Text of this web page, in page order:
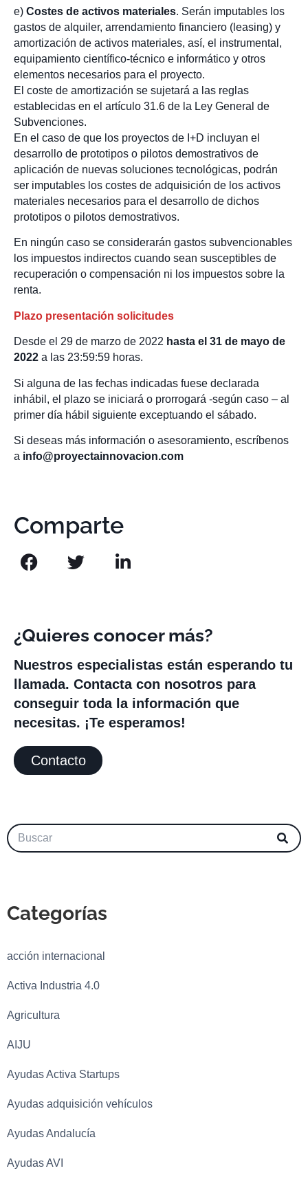
e) Costes de activos materiales. Serán imputables los
gastos de alquiler, arrendamiento financiero (leasing) y
amortización de activos materiales, así, el instrumental,
equipamiento científico-técnico e informático y otros
elementos necesarios para el proyecto.
El coste de amortización se sujetará a las reglas
establecidas en el artículo 31.6 de la Ley General de
Subvenciones.
En el caso de que los proyectos de I+D incluyan el
desarrollo de prototipos o pilotos demostrativos de
aplicación de nuevas soluciones tecnológicas, podrán
ser imputables los costes de adquisición de los activos
materiales necesarios para el desarrollo de dichos
prototipos o pilotos demostrativos.
En ningún caso se considerarán gastos subvencionables
los impuestos indirectos cuando sean susceptibles de
recuperación o compensación ni los impuestos sobre la
renta.
Plazo presentación solicitudes
Desde el 29 de marzo de 2022 hasta el 31 de mayo de
2022 a las 23:59:59 horas.
Si alguna de las fechas indicadas fuese declarada
inhábil, el plazo se iniciará o prorrogará -según caso – al
primer día hábil siguiente exceptuando el sábado.
Si deseas más información o asesoramiento, escríbenos
a info@proyectainnovacion.com
Comparte
¿Quieres conocer más?
Nuestros especialistas están esperando tu
llamada. Contacta con nosotros para
conseguir toda la información que
necesitas. ¡Te esperamos!
Contacto
Categorías
acción internacional
Activa Industria 4.0
Agricultura
AIJU
Ayudas Activa Startups
Ayudas adquisición vehículos
Ayudas Andalucía
Ayudas AVI